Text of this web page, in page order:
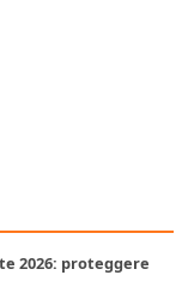
2026: proteggere